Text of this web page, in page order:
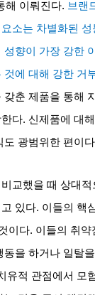
해 이뤄진다. 브랜
소는 차별화된
향이 가장 강한
에 대해 강한 거
춘 제품을 통해
다. 신제품에 대
도 광범위한 편이다
교했을 때 상대적
있다. 이들의 핵
이다. 이들의 취약
을 하거나 일탈
유적 관점에서 모